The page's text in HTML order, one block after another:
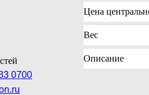
0700
Цена
Вес
Описание